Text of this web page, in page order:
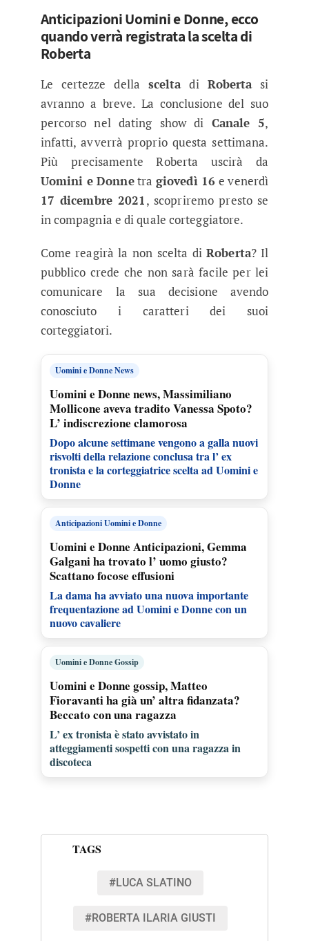
Anticipazioni Uomini e Donne, ecco
quando verrà registrata la scelta di
Roberta
Le certezze della sceltadi Robertasi
avranno a breve. La conclusione del suo
percorso nel dating show di Canale 5,
infatti, avverrà proprio questa settimana.
Più precisamente Roberta uscirà da
Uomini e Donnetra giovedì 16 e venerdì
17 dicembre 2021, scopriremo presto se
in compagnia e di quale corteggiatore.
Come reagirà la non scelta diRoberta? Il
pubblico crede che non sarà facile per lei
comunicare la sua decisione avendo
conosciuto i caratteri dei suoi
corteggiatori.
Uomini e Donne News
Uomini e Donne news, Massimiliano
Mollicone aveva tradito Vanessa Spoto?
L’ indiscrezione clamorosa
Dopo alcune settimane vengono a galla nuovi
risvolti della relazione conclusa tra l’ ex
tronista e la corteggiatrice scelta ad Uomini e
Donne
Anticipazioni Uomini e Donne
Uomini e Donne Anticipazioni, Gemma
Galgani ha trovato l’ uomo giusto?
Scattano focose effusioni
La dama ha avviato una nuova importante
frequentazione ad Uomini e Donne con un
nuovo cavaliere
Uomini e Donne Gossip
Uomini e Donne gossip, Matteo
Fioravanti ha già un’ altra fidanzata?
Beccato con una ragazza
L’ ex tronista è stato avvistato in
atteggiamenti sospetti con una ragazza in
discoteca
TAGS
#LUCA SLATINO
#ROBERTA ILARIA GIUSTI